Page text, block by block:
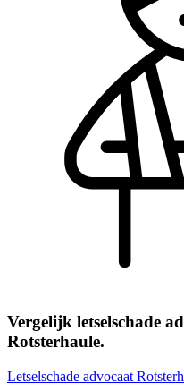
Vergelijk letselschade
Rotsterhaule.
Letselschade advocaat